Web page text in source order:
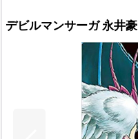
デビルマンサーガ 永井豪